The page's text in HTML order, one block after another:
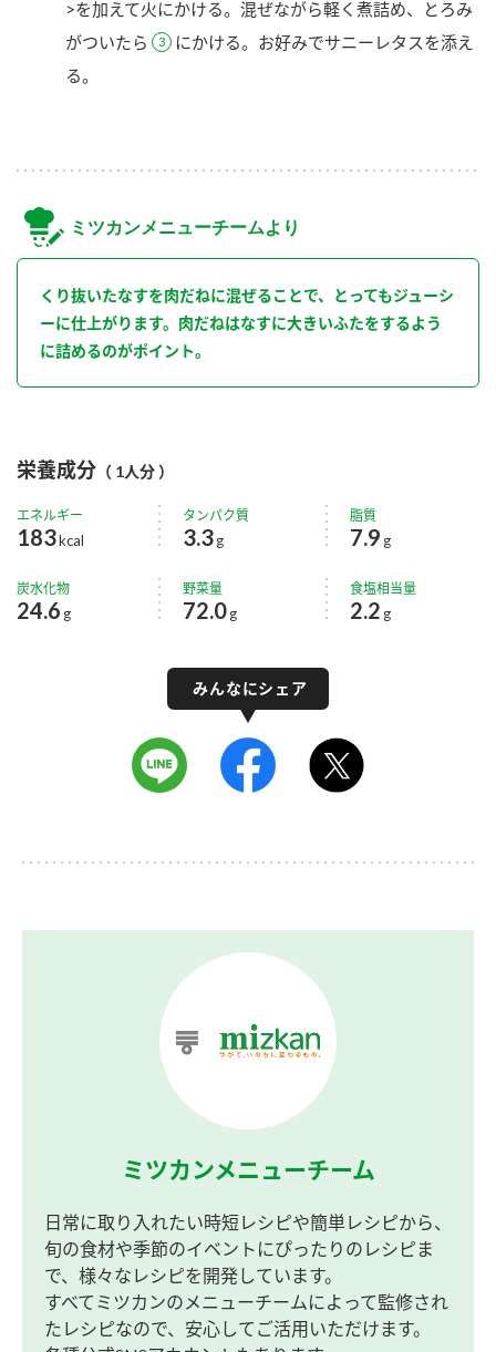
>を加えて火にかける。混ぜながら軽く煮詰め、とろみ
がついたら
にかける。お好みでサニーレタスを添え
る。
ミツカンメニューチームより
くり抜いたなすを肉だねに混ぜることで、とってもジューシ
ーに仕上がります。肉だねはなすに大きいふたをするよう
に詰めるのがポイント。
栄養成分 （ 1人分 ）
エネルギー
183kcal
タンパク質
3.3g
脂質
7.9 g
炭水化物
24.6 g
野菜量
72.0g
食塩相当量
2.2 g
ミツカンメニューチーム
日常に取り入れたい時短レシピや簡単レシピから、
旬の食材や季節のイベントにぴったりのレシピま
で、様々なレシピを開発しています。
すべてミツカンのメニューチームによって監修され
たレシピなので、安心してご活用いただけます。